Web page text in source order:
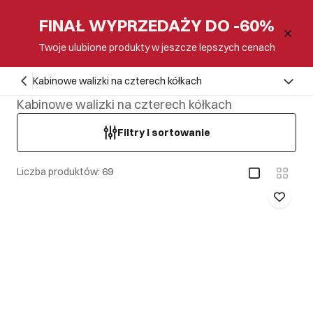
FINAŁ WYPRZEDAŻY DO -60%
Twoje ulubione produkty w jeszcze lepszych cenach
Kabinowe walizki na czterech kółkach
Kabinowe walizki na czterech kółkach
Filtry i sortowanie
Liczba produktów: 69